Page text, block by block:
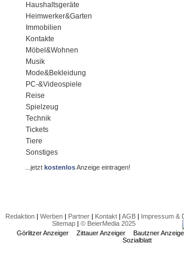
Haushaltsgeräte
Heimwerker&Garten
Immobilien
Kontakte
Möbel&Wohnen
Musik
Mode&Bekleidung
PC-&Videospiele
Reise
Spielzeug
Technik
Tickets
Tiere
Sonstiges
...jetztkostenlosAnzeige eintragen!
Redaktion| Werben| Partner| Kontakt| AGB| Impressum &
Sitemap| © BeierMedia 2025
Görlitzer Anzeiger
Zittauer Anzeiger Bautzner
Sozialblatt